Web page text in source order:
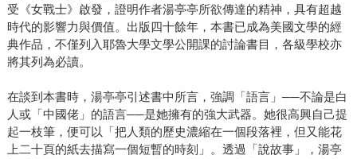
受《女戰士》啟發，證明作者湯亭亭所欲傳達的精神，具有超越
時代的影響力與價值。出版四十餘年，本書已成為美國文學的經
典作品，不僅列入耶魯大學文學公開課的討論書目，各級學校亦
將其列為必讀。
在談到本書時，湯亭亭引述書中所言，強調「語言」──不論是白
人或「中國佬」的語言──是她擁有的強大武器。她很高興自己提
起一枝筆，便可以「把人類的歷史濃縮在一個段落裡，但又能花
上二十頁的紙去描寫一個短暫的時刻」。透過「說故事」，湯亭